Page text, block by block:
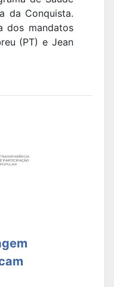
da Conquista.
dos mandatos
(PT) e Jean